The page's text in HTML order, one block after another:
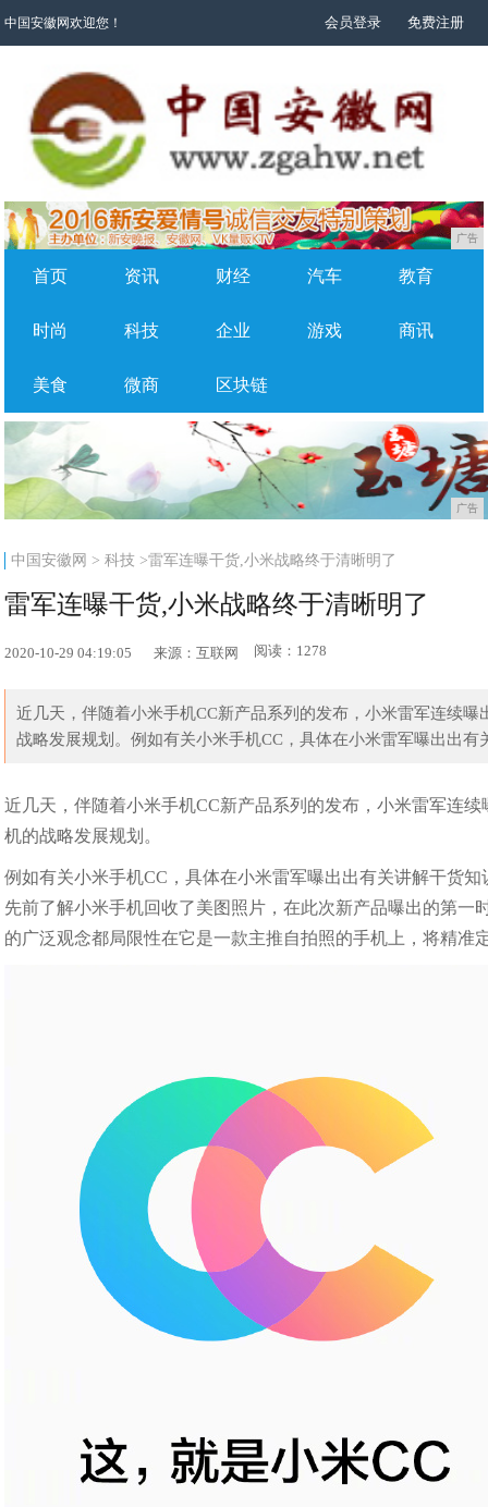
中国安徽网欢迎您！ 会员登录 免费注册
广告
首页 资讯 财经 汽车 教育
时尚 科技 企业 游戏 商讯
美食 微商 区块链
广告
中国安徽网 >科技 >雷军连曝干货,小米战略终于清晰明了
雷军连曝干货,小米战略终于清晰明了
2020-10-29 04:19:05 来源：互联网 阅读：1278
近几天，伴随着小米手机CC新产品系列的发布，小米雷军连续
战略发展规划。例如有关小米手机CC，具体在小米雷军曝出出
近几天，伴随着小米手机CC新产品系列的发布，小米雷军连
机的战略发展规划。
例如有关小米手机CC，具体在小米雷军曝出出有关讲解干货
先前了解小米手机回收了美图照片，在此次新产品曝出的第
的广泛观念都局限性在它是一款主推自拍照的手机上，将精准